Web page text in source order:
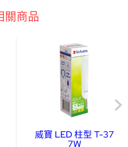
關商品
威寶 LED 柱型 T-37
7W